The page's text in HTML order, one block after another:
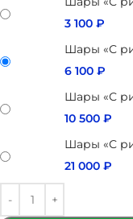
3 100 ₽
Шары «С
6 100 ₽
Шары «С
10 500 ₽
Шары «С
21 000 ₽